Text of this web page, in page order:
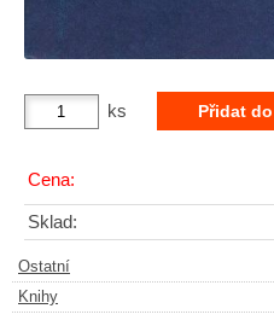
ks
Cena:
Sklad:
Ostatní
Knihy